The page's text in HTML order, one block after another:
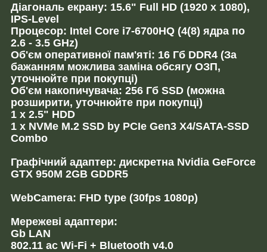
Діагональ екрану: 15.6" Full HD (1920 x 1080),
IPS-Level
Процесор: Intel Core i7-6700HQ (4(8) ядра по
2.6 - 3.5 GHz)
Об'єм оперативної пам'яті: 16 Гб DDR4 (За
бажанням можлива заміна обсягу ОЗП,
уточнюйте при покупці)
Об'єм накопичувача: 256 Гб SSD (можна
розширити, уточнюйте при покупці)
1 x 2.5" HDD
1 x NVMe M.2 SSD by PCIe Gen3 X4/SATA-SSD
Combo
Графічний адаптер: дискретна Nvidia GeForce
GTX 950M 2GB GDDR5
WebCamera: FHD type (30fps 1080p)
Мережеві адаптери:
Gb LAN
802.11 ac Wi-Fi + Bluetooth v4.0